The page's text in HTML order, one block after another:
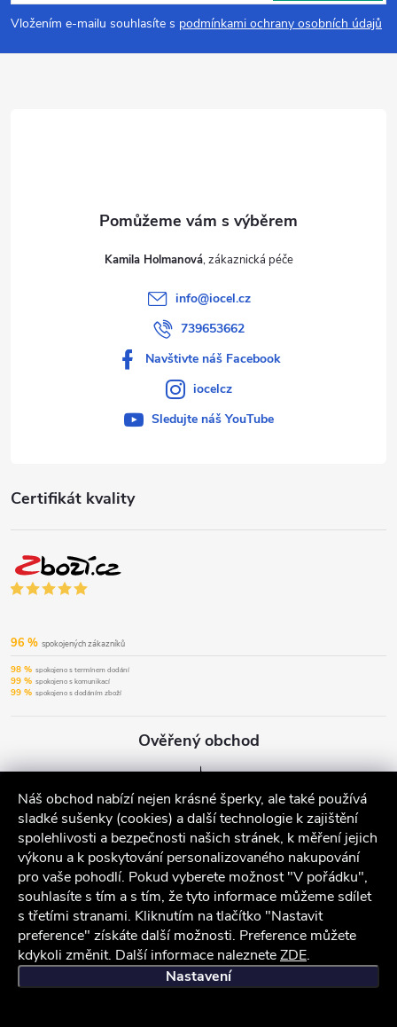
Náš obchod nabízí nejen krásné šperky, ale také používá
sladké sušenky (cookies) a další technologie k zajištění
spolehlivosti a bezpečnosti našich stránek, k měření jejich
výkonu a k poskytování personalizovaného nakupování
pro vaše pohodlí. Pokud vyberete možnost "V pořádku",
souhlasíte s tím a s tím, že tyto informace můžeme sdílet
s třetími stranami. Kliknutím na tlačítko "Nastavit
preference" získáte další možnosti. Preference můžete
kdykoli změnit. Další informace nalezneteZDE.
Nastavení
p
a
Vložením e-mailu souhlasíte s podmínkami ochrany osobních údajů
Certifikát kvality
96 % spokojených zákazníků
98 % spokojeno s termínem dodání
99 % spokojeno s komunikací
99 % spokojeno s dodáním zboží
Ověřený obchod
Kamila Holmanová
info@iocel.cz
739653662
Navštivte náš Facebook
iocelcz
Sledujte náš YouTube
iocel.cz Obchodní podmínky Ochrana osobních údajů